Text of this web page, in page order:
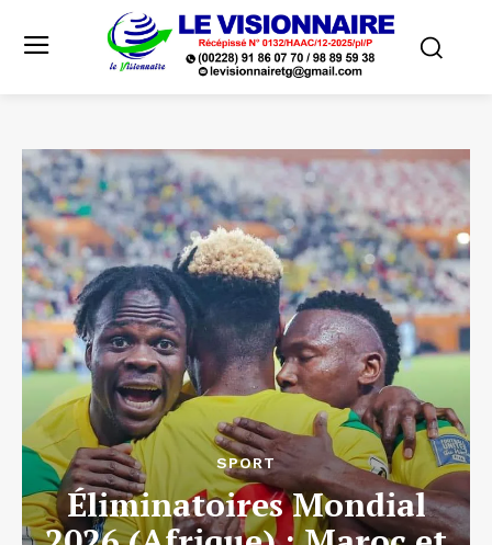
SPORT
Éliminatoires Mondial